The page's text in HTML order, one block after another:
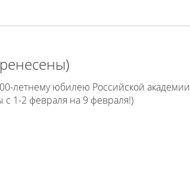
летнему юбилею Российской академии
с 1-2 февраля на 9 февраля!)